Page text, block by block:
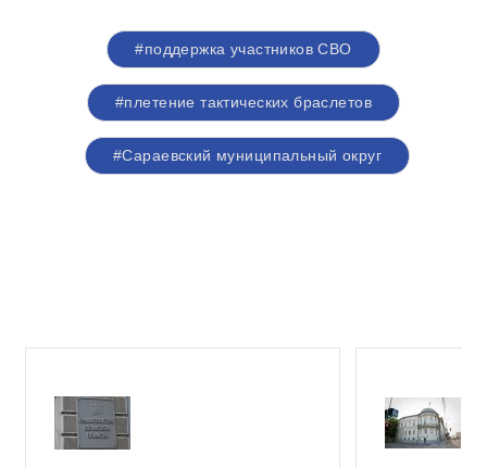
#поддержка участников СВО
#плетение тактических браслетов
#Сараевский муниципальный округ